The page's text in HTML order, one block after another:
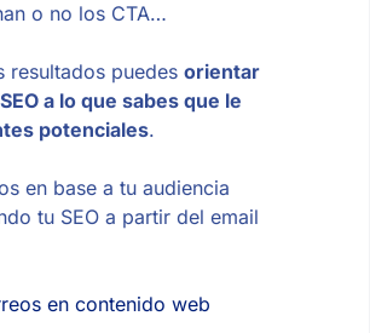
o no los CTA…
resultados puedes orientar
a lo que sabes que le
potenciales.
en base a tu audiencia
tu SEO a partir del email
en contenido web